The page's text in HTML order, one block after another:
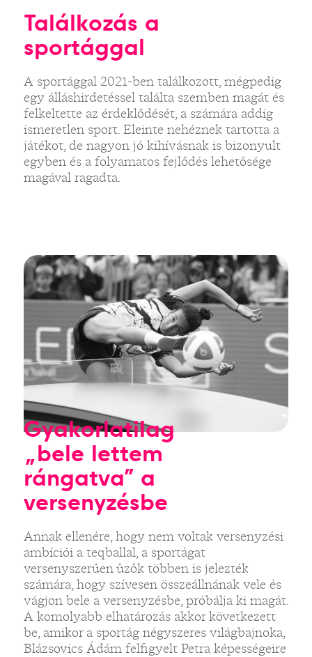
Találkozás a
sportággal
A sportággal 2021-ben találkozott, mégpedig
egy álláshirdetéssel találta szemben magát és
felkeltette az érdeklődését, a számára addig
ismeretlen sport. Eleinte nehéznek tartotta a
játékot, de nagyon jó kihívásnak is bizonyult
egyben és a folyamatos fejlődés lehetősége
magával ragadta.
Gyakorlatilag
„bele lettem
rángatva” a
versenyzésbe
Annak ellenére, hogy nem voltak versenyzési
ambíciói a teqballal, a sportágat
versenyszerűen űzők többen is jelezték
számára, hogy szívesen összeállnának vele és
vágjon bele a versenyzésbe, próbálja ki magát.
A komolyabb elhatározás akkor következett
be, amikor a sportág négyszeres világbajnoka,
Blázsovics Ádám felfigyelt Petra képességeire